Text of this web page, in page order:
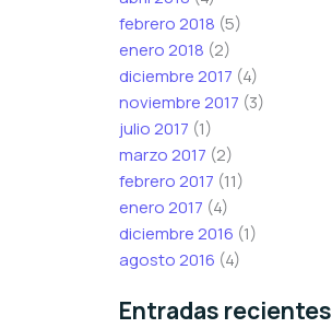
febrero 2018 (5)
enero 2018 (2)
diciembre 2017 (4)
noviembre 2017 (3)
julio 2017 (1)
marzo 2017 (2)
febrero 2017 (11)
enero 2017 (4)
diciembre 2016 (1)
agosto 2016 (4)
Entradas recientes